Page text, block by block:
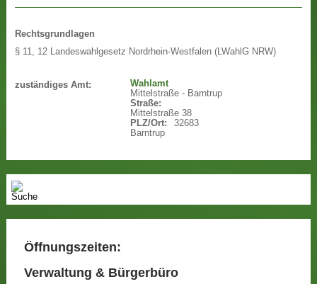
Rechtsgrundlagen
§ 11, 12 Landeswahlgesetz Nordrhein-Westfalen (LWahlG NRW)
zuständiges Amt:
Wahlamt
Mittelstraße - Barntrup
Straße:
Mittelstraße 38
PLZ/Ort:
32683
Barntrup
Öffnungszeiten:
Verwaltung & Bürgerbüro